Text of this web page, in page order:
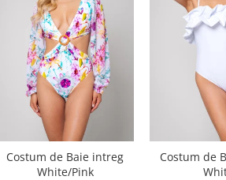
Costum de Baie intreg
White/Pink
Costum de